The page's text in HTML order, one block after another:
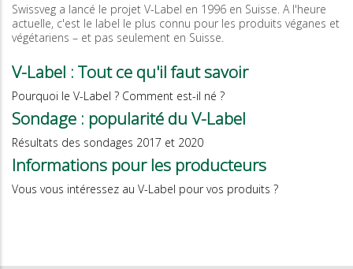
Swissveg a lancé le projet V-Label en 1996 en Suisse. A l'heure
actuelle, c'est le label le plus connu pour les produits véganes et
végétariens – et pas seulement en Suisse.
V-Label : Tout ce qu'il faut savoir
Pourquoi le V-Label ? Comment est-il né ?
Sondage : popularité du V-Label
Résultats des sondages 2017 et 2020
Informations pour les producteurs
Vous vous intéressez au V-Label pour vos produits ?